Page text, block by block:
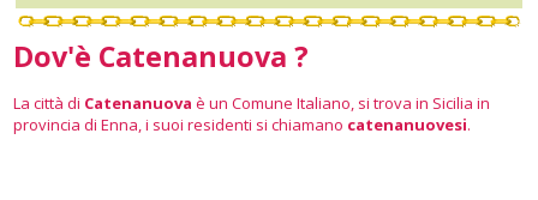
Dov'è Catenanuova ?
La città di Catenanuova è un Comune Italiano, si trova in Sicilia in
provincia di Enna, i suoi residenti si chiamano catenanuovesi.